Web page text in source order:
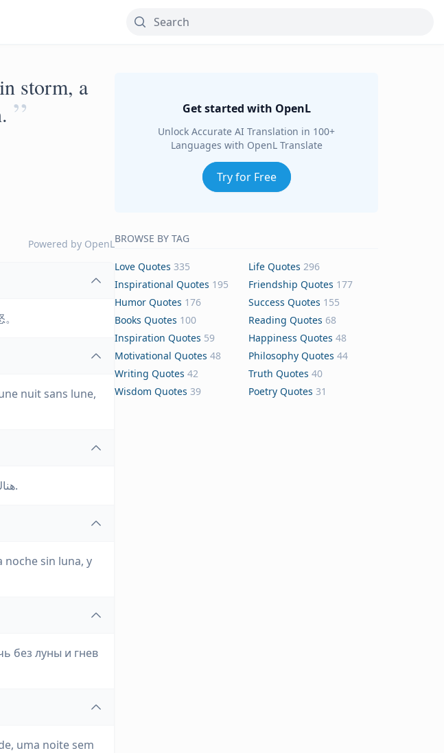
storm, a
”
Powered by OpenL
nuit sans lune,
هناك ثلاثة أشياء يخشاها جميع الحكماء: البحر في العاصفة، وليلة بلا قمر، وغضب الرجل اللطيف.
sin luna, y
без луны и гнев
uma noite sem
Get started with OpenL
Unlock Accurate AI Translation in 100+
Languages with OpenL Translate
Try for Free
BROWSE BY TAG
Love Quotes 335 Life Quotes 296
Inspirational Quotes 195 Friendship Quotes 177
Humor Quotes 176 Success Quotes 155
Books Quotes 100 Reading Quotes 68
Inspiration Quotes 59 Happiness Quotes 48
Motivational Quotes 48 Philosophy Quotes 44
Writing Quotes 42 Truth Quotes 40
Wisdom Quotes 39 Poetry Quotes 31